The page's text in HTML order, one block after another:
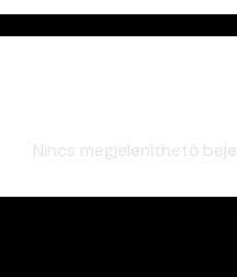
Nincs megjeleníthető